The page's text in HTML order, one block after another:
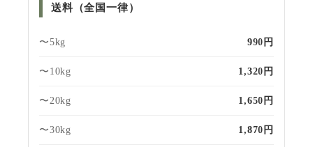
送料（全国一律）
〜5kg 990円
〜10kg 1,320円
〜20kg 1,650円
〜30kg 1,870円